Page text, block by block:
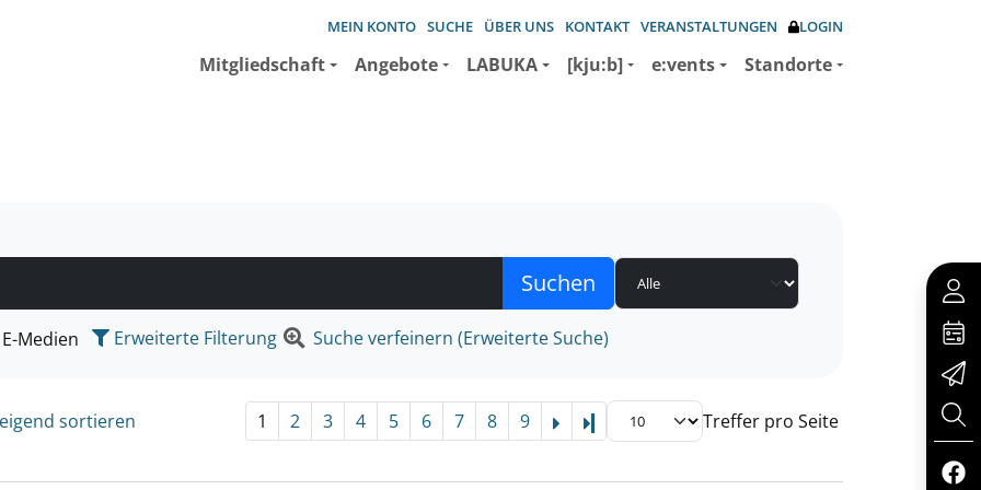
MEIN KONTO SUCHE ÜBER UNS KONTAKT VERANSTALTUNGEN LOGIN
Mitgliedschaft Angebote LABUKA [kju:b] e:vents Standorte
suchen wollen.
E-Medien Erweiterte Filterung Suche verfeinern (Erweiterte Suche)
sortieren 1 2 3 4 5 6 7 8 9 Letzte Seite Treffer pro Seite